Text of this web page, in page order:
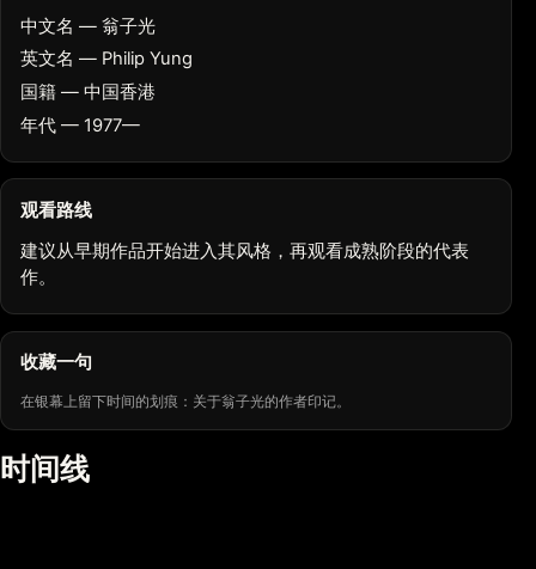
中文名 — 翁子光
英文名 — Philip Yung
国籍 — 中国香港
年代 — 1977—
观看路线
建议从早期作品开始进入其风格，再观看成熟阶段的代表
作。
收藏一句
在银幕上留下时间的划痕：关于翁子光的作者印记。
时间线